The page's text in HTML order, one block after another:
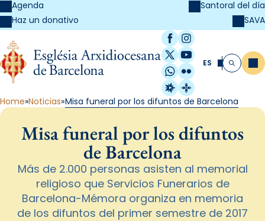
Agenda
Haz un donativo
Santoral del día
SAVA
Facebook
Instagram
X / Twitter
YouTube
WhatsApp
Flickr
Radio Estel
Catalunya
ES Buscar
Home Noticias Misa funeral por los difuntos de Barcelona
Misa funeral por los difuntos
de Barcelona
Más de 2.000 personas asisten al memorial
religioso que Servicios Funerarios de
Barcelona-Mémora organiza en memoria
de los difuntos del primer semestre de 2017